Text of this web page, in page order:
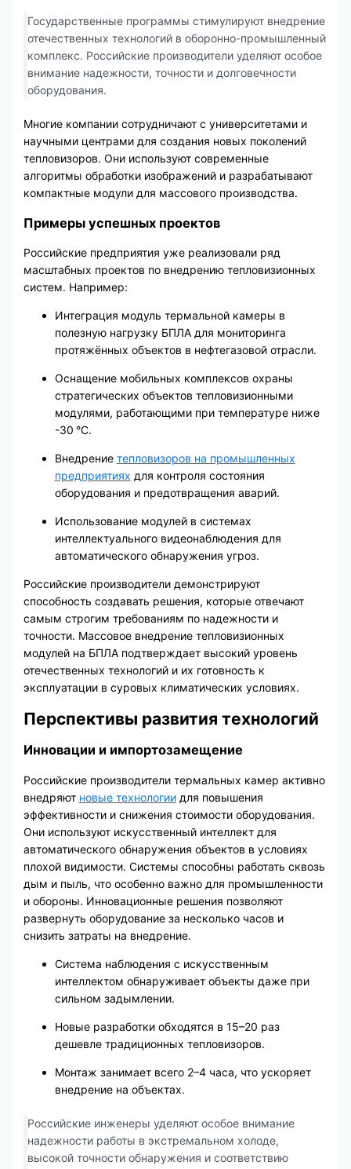
Государственные программы стимулируют внедрение
отечественных технологий в оборонно-промышленный
комплекс. Российские производители уделяют особое
внимание надежности, точности и долговечности
оборудования.
Многие компании сотрудничают с университетами и
научными центрами для создания новых поколений
тепловизоров. Они используют современные
алгоритмы обработки изображений и разрабатывают
компактные модули для массового производства.
Примеры успешных проектов
Российские предприятия уже реализовали ряд
масштабных проектов по внедрению тепловизионных
систем. Например:
Интеграция модуль термальной камеры в
полезную нагрузку БПЛА для мониторинга
протяжённых объектов в нефтегазовой отрасли.
Оснащение мобильных комплексов охраны
стратегических объектов тепловизионными
модулями, работающими при температуре ниже
-30 °C.
Внедрение тепловизоров на промышленных
предприятиях для контроля состояния
оборудования и предотвращения аварий.
Использование модулей в системах
интеллектуального видеонаблюдения для
автоматического обнаружения угроз.
Российские производители демонстрируют
способность создавать решения, которые отвечают
самым строгим требованиям по надежности и
точности. Массовое внедрение тепловизионных
модулей на БПЛА подтверждает высокий уровень
отечественных технологий и их готовность к
эксплуатации в суровых климатических условиях.
Перспективы развития технологий
Инновации и импортозамещение
Российские производители термальных камер активно
внедряют новые технологиидля повышения
эффективности и снижения стоимости оборудования.
Они используют искусственный интеллект для
автоматического обнаружения объектов в условиях
плохой видимости. Системы способны работать сквозь
дым и пыль, что особенно важно для промышленности
и обороны. Инновационные решения позволяют
развернуть оборудование за несколько часов и
снизить затраты на внедрение.
Система наблюдения с искусственным
интеллектом обнаруживает объекты даже при
сильном задымлении.
Новые разработки обходятся в 15–20 раз
дешевле традиционных тепловизоров.
Монтаж занимает всего 2–4 часа, что ускоряет
внедрение на объектах.
Российские инженеры уделяют особое внимание
надежности работы в экстремальном холоде,
высокой точности обнаружения и соответствию